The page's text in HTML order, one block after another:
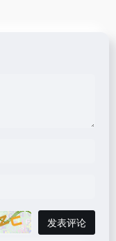
发表评论